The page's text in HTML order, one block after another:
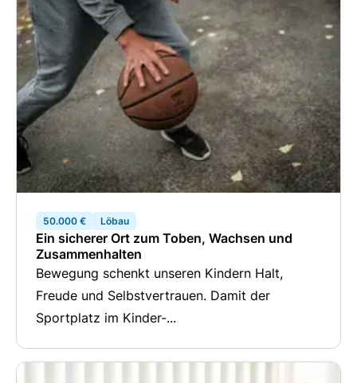
50.000 € Löbau
Ein sicherer Ort zum Toben, Wachsen und
Zusammenhalten
Bewegung schenkt unseren Kindern Halt,
Freude und Selbstvertrauen. Damit der
Sportplatz im Kinder-...